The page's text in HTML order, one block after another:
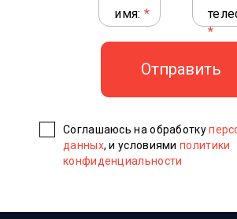
имя: *
*
Соглашаюсь на обработку
данных, и условиямиполитики
конфиденциальности